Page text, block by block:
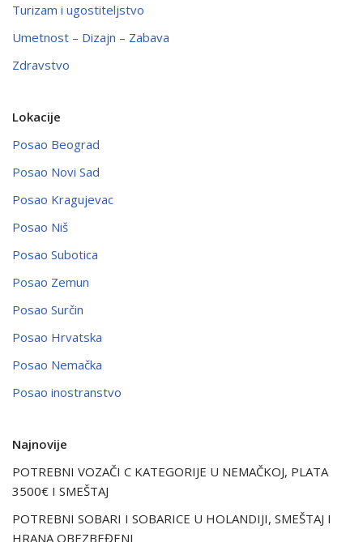
Turizam i ugostiteljstvo
Umetnost – Dizajn – Zabava
Zdravstvo
Lokacije
Posao Beograd
Posao Novi Sad
Posao Kragujevac
Posao Niš
Posao Subotica
Posao Zemun
Posao Surčin
Posao Hrvatska
Posao Nemačka
Posao inostranstvo
Najnovije
POTREBNI VOZAČI C KATEGORIJE U NEMAČKOJ, PLATA
3500€ I SMEŠTAJ
POTREBNI SOBARI I SOBARICE U HOLANDIJI, SMEŠTAJ I
HRANA OBEZBEĐENI